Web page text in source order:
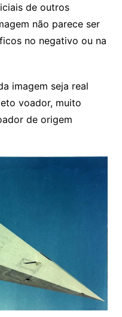
de outros
não parece ser
no negativo ou na
imagem seja real
voador, muito
de origem